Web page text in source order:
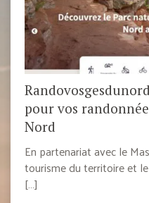
pour vos
Nord
En partenariat avec le
tourisme du territoire et
[…]